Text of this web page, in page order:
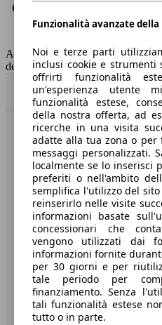
Consumo (combinato)*
Classe di emissione
Euro 6
AutoScout24 non si assume
dei dati.
Benvenuti su AutoScout24, il
Società
A proposito di
Stampa
Media
Condizioni generali
Informazioni
Funzionalità avanzate della
Noi e terze parti
inclusi cookie e
offrirti funzionalità
un'esperienza utente
funzionalità estese,
della nostra offerta, ad
ricerche in una visita
adatte alla tua zona o
messaggi personalizzati.
localmente se lo inserisci
preferiti o nell'ambito
semplifica l'utilizzo del
reinserirlo nelle visite
informazioni basate
concessionari che
vengono utilizzati dai
informazioni fornite
per 30 giorni e per
tale periodo per
finanziamento. Senza
tali funzionalità estese
tutto o in parte.